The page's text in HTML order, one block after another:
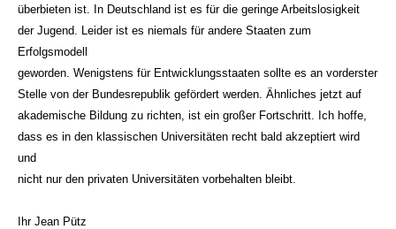
überbieten ist. In Deutschland ist es für die geringe Arbeitslosigkeit
der Jugend. Leider ist es niemals für andere Staaten zum
Erfolgsmodell
geworden. Wenigstens für Entwicklungsstaaten sollte es an vorderster
Stelle von der Bundesrepublik gefördert werden. Ähnliches jetzt auf
akademische Bildung zu richten, ist ein großer Fortschritt. Ich hoffe,
dass es in den klassischen Universitäten recht bald akzeptiert wird
und
nicht nur den privaten Universitäten vorbehalten bleibt.
Ihr Jean Pütz